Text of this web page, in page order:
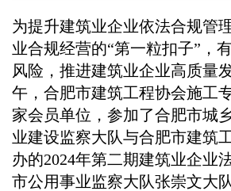
为提升建筑业企业依法合规管
业合规经营的“第一粒扣子”，
风险，推进建筑业企业高质量
午，合肥市建筑工程协会施工
家会员单位，参加了合肥市城
业建设监察大队与合肥市建筑
办的2024年第二期建筑业企业
市公用事业监察大队张崇文大